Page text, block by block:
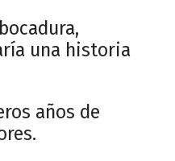
una historia
años de